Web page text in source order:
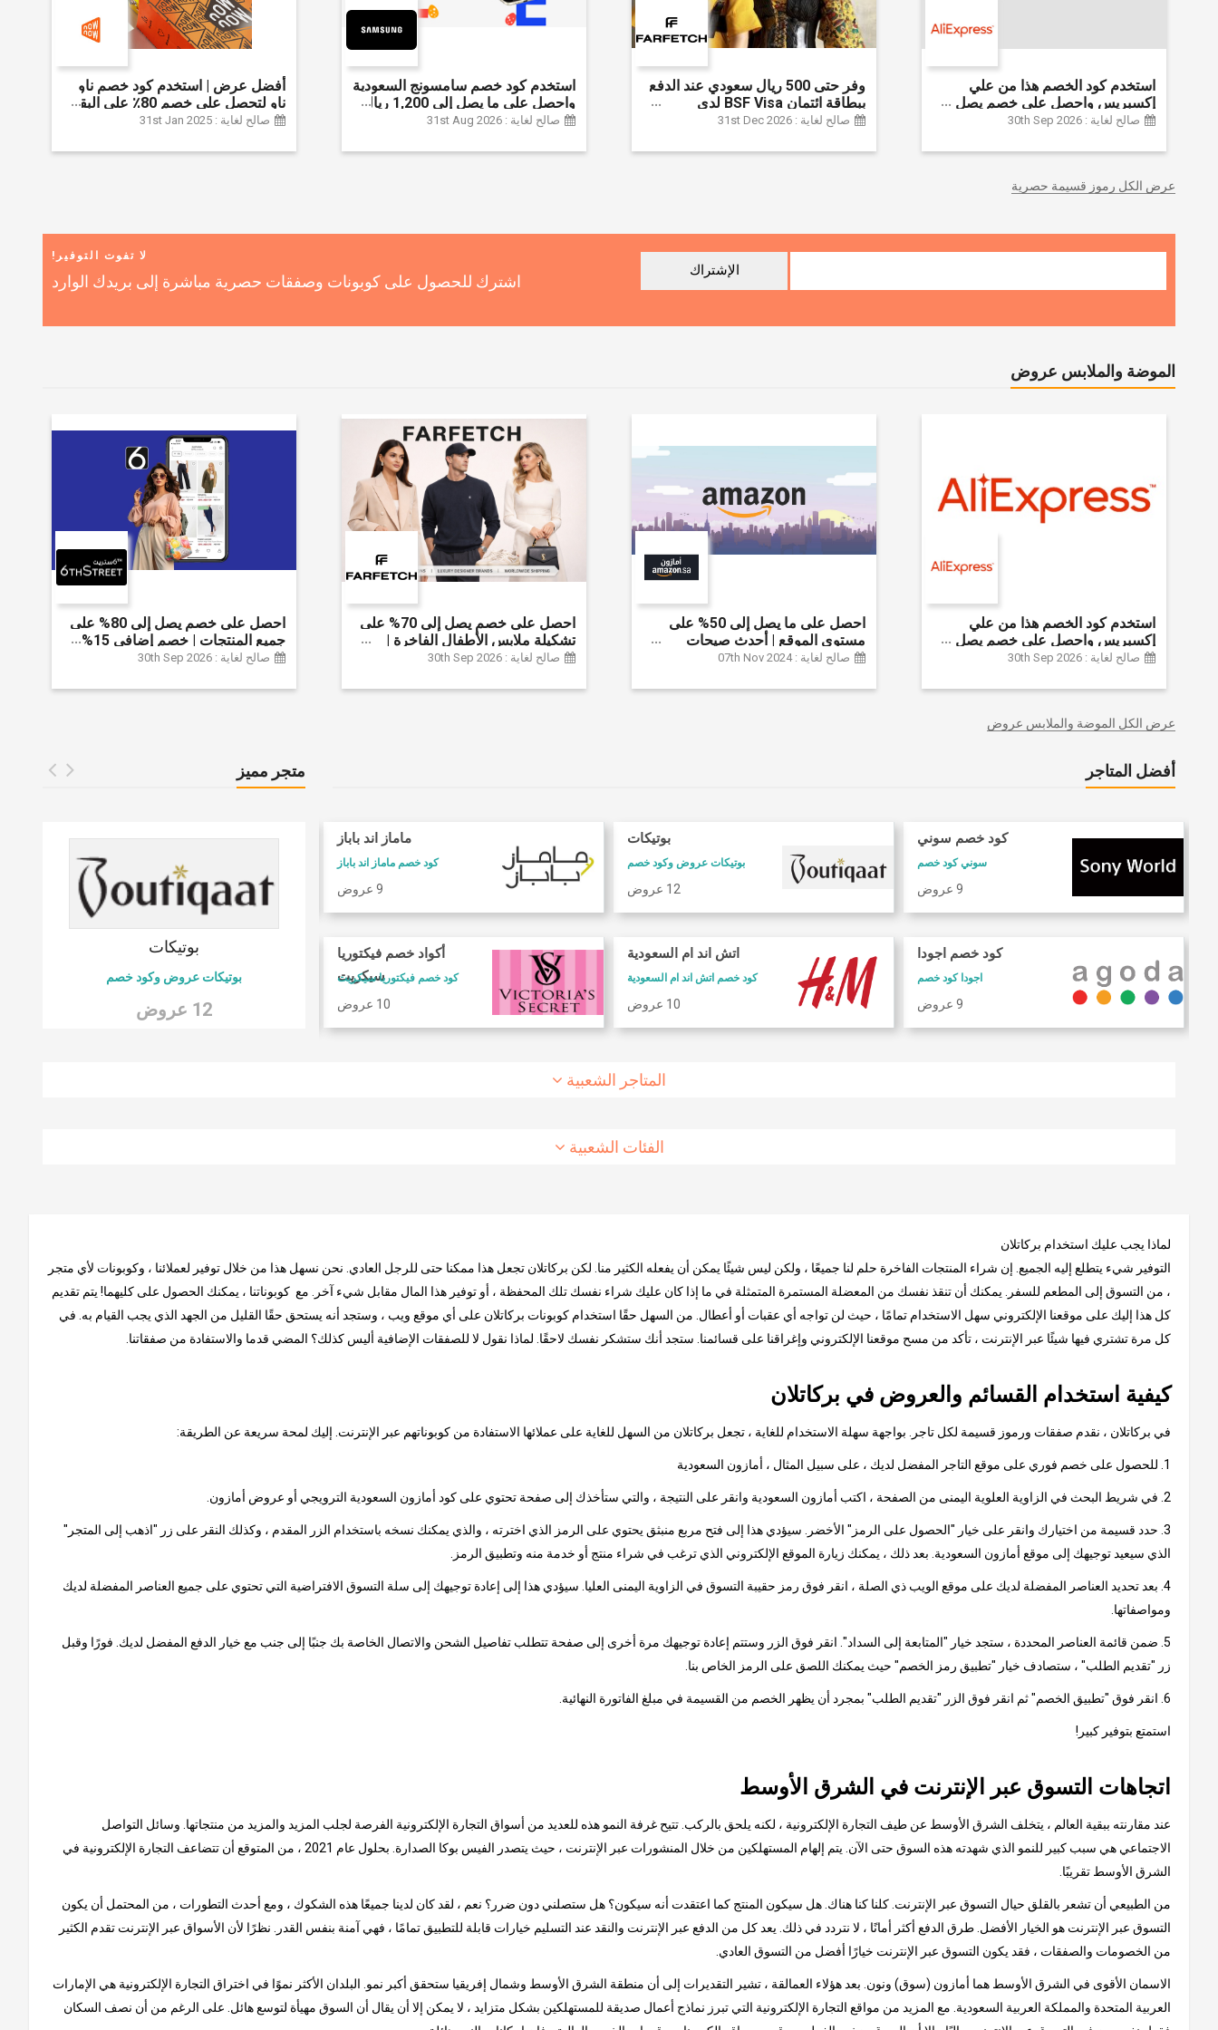
استخدم كود الخصم هذا من علي
إكسبريس واحصل على خصم يصل
إلى 60% على أجهزة الكمبيوتر
بقيمة 155 دولارًا أمريكيًا على الطلبات
| شحن مج
صالح لغاية : 30th Sep 2026
وفر حتى 500 ريال سعودي عند الدفع
ببطاقة ائتمان BSF Visa لدى
Farfetch
صالح لغاية : 31st Dec 2026
استخدم كود خصم سامسونج السعودية
واحصل على ما يصل إلى 1,200 ريال
سعودي + خصم إضافي 6% على
صالح لغاية : 31st Aug 2026
أفضل عرض | استخدم كود خصم ناو
ناو لتحصل على خصم 80٪ على البقالة
| شراء اللحوم والفواكه والأطعمة
خصم إضافي 5٪ | أفضل عرض
صالح لغاية : 31st Jan 2025
عرض الكل رموز قسيمة حصرية
لا تفوت التوفير!
اشترك للحصول على كوبونات وصفقات حصرية مباشرة إلى بريدك الوارد
الإشتراك
الموضة والملابس عروض
استخدم كود الخصم هذا من علي
إكسبريس واحصل على خصم يصل
إلى 60% على أجهزة الكمبيوتر
بقيمة 155 دولارًا أمريكيًا على الطلبات
| شحن مج
صالح لغاية : 30th Sep 2026
احصل على ما يصل إلى 50% على
مستوى الموقع | أحدث صيحات
الموضة والإكسسوارات والأحذية
وغيرها الكثير | ًالشحن مجانا
صالح لغاية : 07th Nov 2024
احصل على خصم يصل إلى 70% على
تشكيلة ملابس الأطفال الفاخرة |
خصم إضافي 20% (يُطبّق الخصم
صالح لغاية : 30th Sep 2026
احصل على خصم يصل إلى 80% على
جميع المنتجات | خصم إضافي 15%
صالح لغاية : 30th Sep 2026
عرض الكل الموضة والملابس عروض
متجر مميز
كود خصم طيران الاتحاد
كود خصم طيران الاتحاد
كود خصم شارع 6
كوبون وكود خصم 6 ستريت
بوتيكات
بوتيكات عروض وكود خصم
12 عروض
أفضل المتاجر
كود خصم سوني
سوني كود خصم
9 عروض
كود خصم اجودا
اجودا كود خصم
9 عروض
بوتيكات
بوتيكات عروض وكود خصم
12 عروض
اتش اند ام السعودية
كود خصم اتش اند ام السعودية
10 عروض
ماماز اند باباز
كود خصم ماماز اند باباز
9 عروض
أكواد خصم فيكتوريا
سيكريت
كود خصم فيكتوريا سيكريت
10 عروض
كوبونات فوغا كلوزيت
كود خصم فوغا كلوسيت
كود خصم امريكان ايجل
المتاجر الشعبية
الفئات الشعبية
لماذا يجب عليك استخدام بركاتلان
التوفير شيء يتطلع إليه الجميع. إن شراء المنتجات الفاخرة حلم لنا جميعًا ، ولكن ليس شيئًا يمكن أن يفعله الكثير منا. لكن بركاتلان تجعل هذا ممكنا حتى للرجل العادي. نحن نسهل هذا من خلال توفير لعملائنا ، وكوبونات لأي متجر
، من التسوق إلى المطعم للسفر. يمكنك أن تنقذ نفسك من المعضلة المستمرة المتمثلة في ما إذا كان عليك شراء نفسك تلك المحفظة ، أو توفير هذا المال مقابل شيء آخر. مع كوبوناتنا ، يمكنك الحصول على كليهما! يتم تقديم
كل هذا إليك على موقعنا الإلكتروني سهل الاستخدام تمامًا ، حيث لن تواجه أي عقبات أو أعطال. من السهل حقًا استخدام كوبونات بركاتلان على أي موقع ويب ، وستجد أنه يستحق حقًا القليل من الجهد الذي يجب القيام به. في
كل مرة تشتري فيها شيئًا عبر الإنترنت ، تأكد من مسح موقعنا الإلكتروني وإغراقنا على قسائمنا. ستجد أنك ستشكر نفسك لاحقًا. لماذا نقول لا للصفقات الإضافية أليس كذلك؟ المضي قدما والاستفادة من صفقاتنا.
كيفية استخدام القسائم والعروض في بركاتلان
في بركاتلان ، نقدم صفقات ورموز قسيمة لكل تاجر. بواجهة سهلة الاستخدام للغاية ، تجعل بركاتلان من السهل للغاية على عملائها الاستفادة من كوبوناتهم عبر الإنترنت. إليك لمحة سريعة عن الطريقة:
1. للحصول على خصم فوري على موقع التاجر المفضل لديك ، على سبيل المثال ، أمازون السعودية
2. في شريط البحث في الزاوية العلوية اليمنى من الصفحة ، اكتب أمازون السعودية وانقر على النتيجة ، والتي ستأخذك إلى صفحة تحتوي على كود أمازون السعودية الترويجي أو عروض أمازون.
3. حدد قسيمة من اختيارك وانقر على خيار "الحصول على الرمز" الأخضر. سيؤدي هذا إلى فتح مربع منبثق يحتوي على الرمز الذي اخترته ، والذي يمكنك نسخه باستخدام الزر المقدم ، وكذلك النقر على زر "اذهب إلى المتجر"
الذي سيعيد توجيهك إلى موقع أمازون السعودية. بعد ذلك ، يمكنك زيارة الموقع الإلكتروني الذي ترغب في شراء منتج أو خدمة منه وتطبيق الرمز.
4. بعد تحديد العناصر المفضلة لديك على موقع الويب ذي الصلة ، انقر فوق رمز حقيبة التسوق في الزاوية اليمنى العليا. سيؤدي هذا إلى إعادة توجيهك إلى سلة التسوق الافتراضية التي تحتوي على جميع العناصر المفضلة لديك
ومواصفاتها.
5. ضمن قائمة العناصر المحددة ، ستجد خيار "المتابعة إلى السداد". انقر فوق الزر وستتم إعادة توجيهك مرة أخرى إلى صفحة تتطلب تفاصيل الشحن والاتصال الخاصة بك جنبًا إلى جنب مع خيار الدفع المفضل لديك. فورًا وقبل
زر "تقديم الطلب" ، ستصادف خيار "تطبيق رمز الخصم" حيث يمكنك اللصق على الرمز الخاص بنا.
6. انقر فوق "تطبيق الخصم" ثم انقر فوق الزر "تقديم الطلب" بمجرد أن يظهر الخصم من القسيمة في مبلغ الفاتورة النهائية.
استمتع بتوفير كبير!
اتجاهات التسوق عبر الإنترنت في الشرق الأوسط
عند مقارنته ببقية العالم ، يتخلف الشرق الأوسط عن طيف التجارة الإلكترونية ، لكنه يلحق بالركب. تتيح غرفة النمو هذه للعديد من أسواق التجارة الإلكترونية الفرصة لجلب المزيد والمزيد من منتجاتها. وسائل التواصل
الاجتماعي هي سبب كبير للنمو الذي شهدته هذه السوق حتى الآن. يتم إلهام المستهلكين من خلال المنشورات عبر الإنترنت ، حيث يتصدر الفيس بوكا الصدارة. بحلول عام 2021 ، من المتوقع أن تتضاعف التجارة الإلكترونية في
الشرق الأوسط تقريبًا.
من الطبيعي أن تشعر بالقلق حيال التسوق عبر الإنترنت. كلنا كنا هناك. هل سيكون المنتج كما اعتقدت أنه سيكون؟ هل ستصلني دون ضرر؟ نعم ، لقد كان لدينا جميعًا هذه الشكوك ، ومع أحدث التطورات ، من المحتمل أن يكون
التسوق عبر الإنترنت هو الخيار الأفضل. طرق الدفع أكثر أمانًا ، لا نتردد في ذلك. يعد كل من الدفع عبر الإنترنت والنقد عند التسليم خيارات قابلة للتطبيق تمامًا ، فهي آمنة بنفس القدر. نظرًا لأن الأسواق عبر الإنترنت تقدم الكثير
من الخصومات والصفقات ، فقد يكون التسوق عبر الإنترنت خيارًا أفضل من التسوق العادي.
الاسمان الأقوى في الشرق الأوسط هما أمازون (سوق) ونون. بعد هؤلاء العمالقة ، تشير التقديرات إلى أن منطقة الشرق الأوسط وشمال إفريقيا ستحقق أكبر نمو. البلدان الأكثر نموًا في اختراق التجارة الإلكترونية هي الإمارات
العربية المتحدة والمملكة العربية السعودية. مع المزيد من مواقع التجارة الإلكترونية التي تبرز نماذج أعمال صديقة للمستهلكين بشكل متزايد ، لا يمكن إلا أن يقال أن السوق مهيأة لتوسع هائل. على الرغم من أن نصف السكان